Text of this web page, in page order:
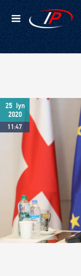
Kateqoriyalar
25
Iyn
2020
11:47